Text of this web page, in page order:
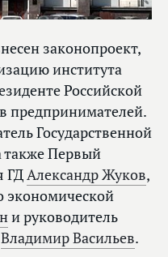
законопроект,
института
Российской
предпринимателей.
Государственной
также Первый
ГДАлександр Жуков,
экономической
и руководитель
Владимир Васильев.